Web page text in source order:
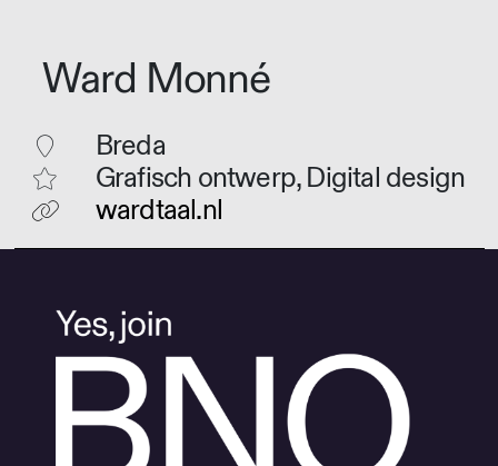
Ward Monné
Breda
Grafisch ontwerp, Digital design
wardtaal.nl